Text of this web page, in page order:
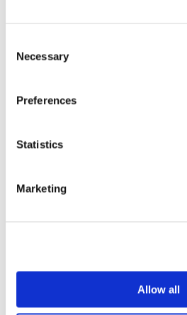
Selection
Necessary
Preferences
Statistics
Marketing
Allow all
Наша спецпропозиція
Без піджанру